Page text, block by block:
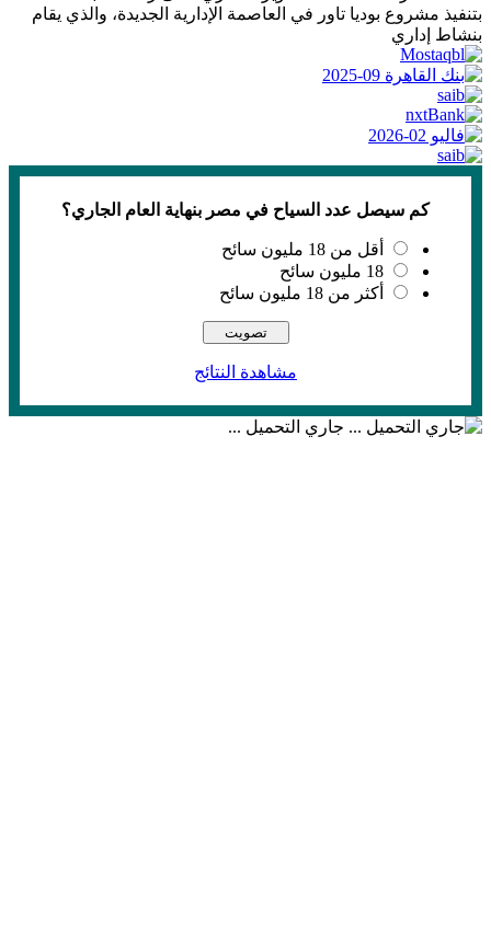
بتنفيذ مشروع بوديا تاور في العاصمة الإدارية الجديدة، والذي يقام
بنشاط إداري
كم سيصل عدد السياح في مصر بنهاية العام الجاري؟
أقل من 18 مليون سائح
18 مليون سائح
أكثر من 18 مليون سائح
مشاهدة النتائج
جاري التحميل ...